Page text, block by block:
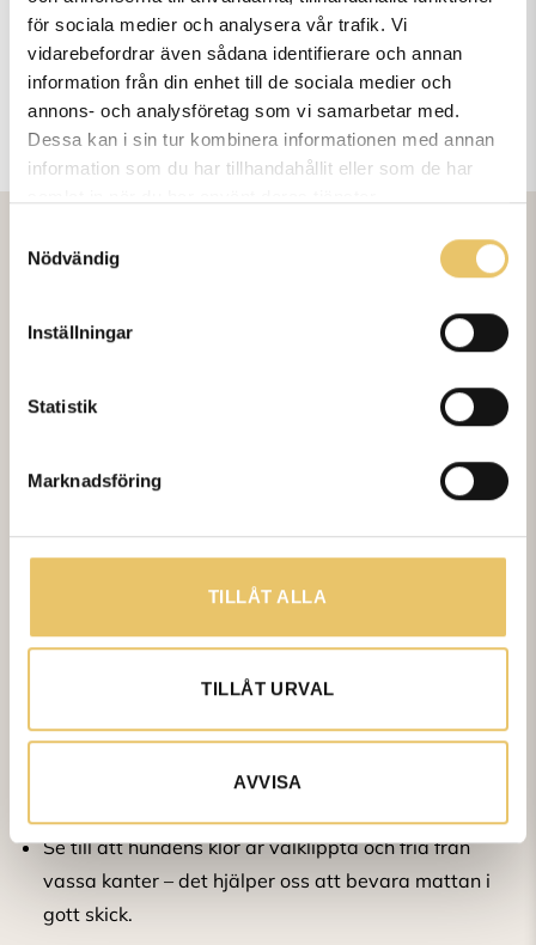
för sociala medier och analysera vår trafik. Vi
vidarebefordrar även sådana identifierare och annan
information från din enhet till de sociala medier och
annons- och analysföretag som vi samarbetar med.
Dessa kan i sin tur kombinera informationen med annan
information som du har tillhandahållit eller som de har
Nödvändig
Inställningar
Statistik
Marknadsföring
TILLÅT ALLA
TILLÅT URVAL
AVVISA
Trivselregler i våra hallar
Innan ni börjar träna
Rasta din hund innan träningen för att undvika
olyckor. Städstationer och instruktioner finns om
grannarnas gräsmattor.
Se till att hundens klor är välklippta och fria från
vassa kanter – det hjälper oss att bevara mattan i
gott skick.